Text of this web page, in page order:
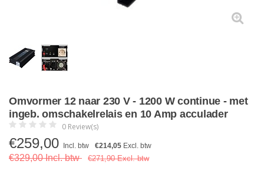
Omvormer 12 naar 230 V - 1200 W continue - met
ingeb. omschakelrelais en 10 Amp acculader
0 Review(s)
€259,00 Incl. btw €214,05 Excl. btw
€329,00 Incl. btw €271,90 Excl. btw